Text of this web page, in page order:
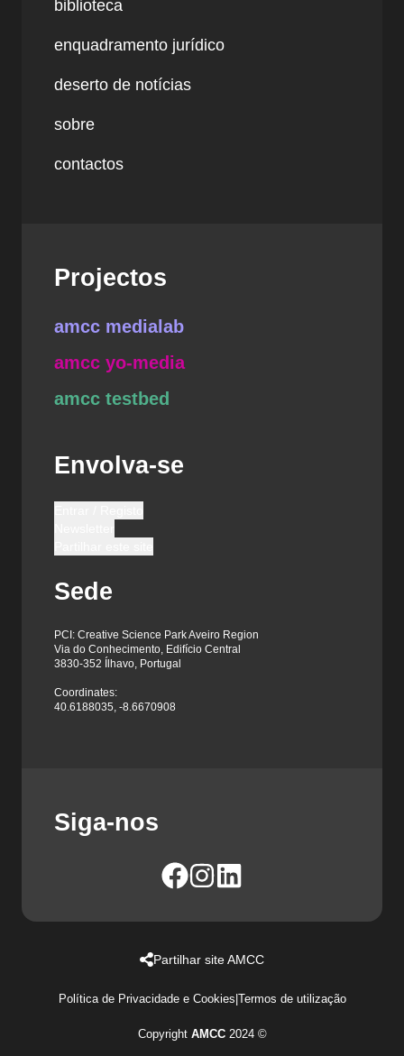
biblioteca
enquadramento jurídico
deserto de notícias
sobre
contactos
Projectos
amcc medialab
amcc yo-media
amcc testbed
Envolva-se
Sede
PCI: Creative Science Park Aveiro Region
Via do Conhecimento, Edifício Central
3830-352 Ílhavo, Portugal
Coordinates:
40.6188035, -8.6670908
Siga-nos
Partilhar site AMCC
Política de Privacidade e Cookies|Termos de utilização
Copyright AMCC2024 ©